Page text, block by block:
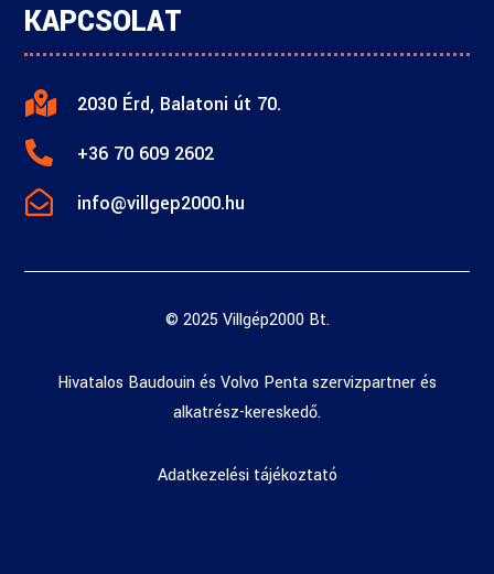
KAPCSOLAT
 2030 Érd, Balatoni út 70.
 +36 70 609 2602
 info@villgep2000.hu
© 2025 Villgép2000 Bt.
Hivatalos Baudouin és Volvo Penta szervizpartner és
alkatrész-kereskedő.
Adatkezelési tájékoztató